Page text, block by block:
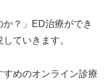
か？」ED治療ができ
ていきます。
めのオンライン診療